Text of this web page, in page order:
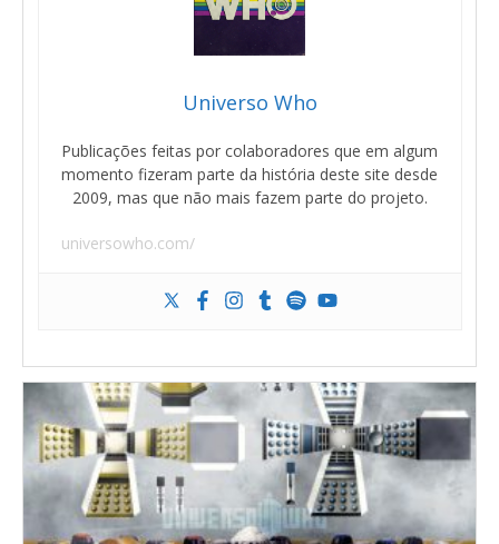
Universo Who
Publicações feitas por colaboradores que em algum
momento fizeram parte da história deste site desde
2009, mas que não mais fazem parte do projeto.
universowho.com/